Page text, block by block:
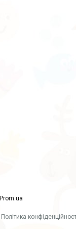
Prom.ua
Політика